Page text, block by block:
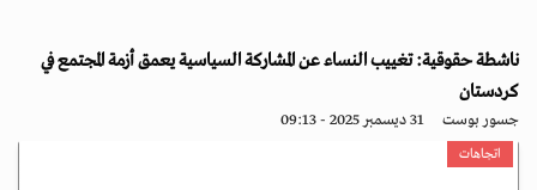
ناشطة حقوقية: تغييب النساء عن المشاركة السياسية يعمق أزمة المجتمع في
كردستان
جسور بوست 31 ديسمبر 2025 - 09:13
اتجاهات